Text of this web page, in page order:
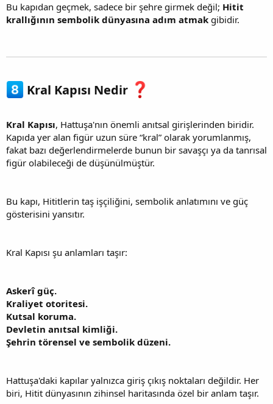
Bu kapıdan geçmek, sadece bir şehre girmek değil; Hitit
krallığının sembolik dünyasına adım atmak gibidir.
Kral Kapısı Nedir
Kral Kapısı, Hattuşa'nın önemli anıtsal girişlerinden biridir.
Kapıda yer alan figür uzun süre “kral” olarak yorumlanmış,
fakat bazı değerlendirmelerde bunun bir savaşçı ya da tanrısal
figür olabileceği de düşünülmüştür.
Bu kapı, Hititlerin taş işçiliğini, sembolik anlatımını ve güç
gösterisini yansıtır.
Kral Kapısı şu anlamları taşır:
Askerî güç.
Kraliyet otoritesi.
Kutsal koruma.
Devletin anıtsal kimliği.
Şehrin törensel ve sembolik düzeni.
Hattuşa'daki kapılar yalnızca giriş çıkış noktaları değildir. Her
biri, Hitit dünyasının zihinsel haritasında özel bir anlam taşır.